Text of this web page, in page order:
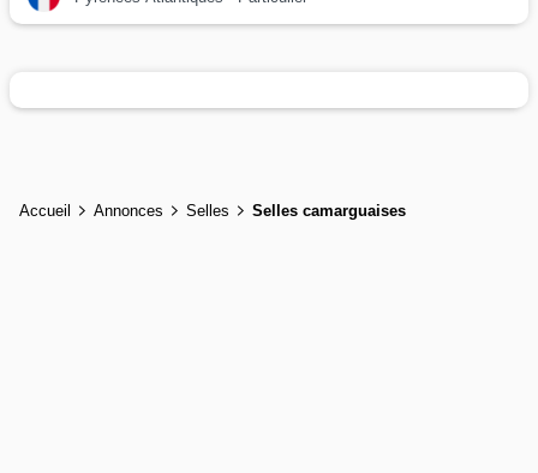
Accueil Annonces Selles Selles camarguaises